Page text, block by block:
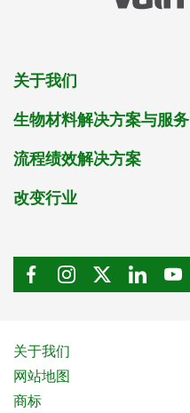
关于我们
生物材料解决方案与服务
流程绩效解决方案
改变行业
关于我们
网站地图
商标